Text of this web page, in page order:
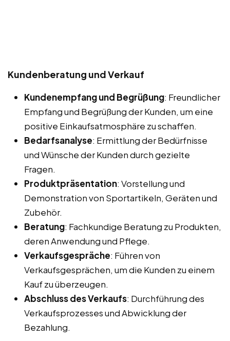
Kundenberatung und Verkauf
Kundenempfang und Begrüßung: Freundlicher
Empfang und Begrüßung der Kunden, um eine
positive Einkaufsatmosphäre zu schaffen.
Bedarfsanalyse: Ermittlung der Bedürfnisse
und Wünsche der Kunden durch gezielte
Fragen.
Produktpräsentation: Vorstellung und
Demonstration von Sportartikeln, Geräten und
Zubehör.
Beratung: Fachkundige Beratung zu Produkten,
deren Anwendung und Pflege.
Verkaufsgespräche: Führen von
Verkaufsgesprächen, um die Kunden zu einem
Kauf zu überzeugen.
Abschluss des Verkaufs: Durchführung des
Verkaufsprozesses und Abwicklung der
Bezahlung.